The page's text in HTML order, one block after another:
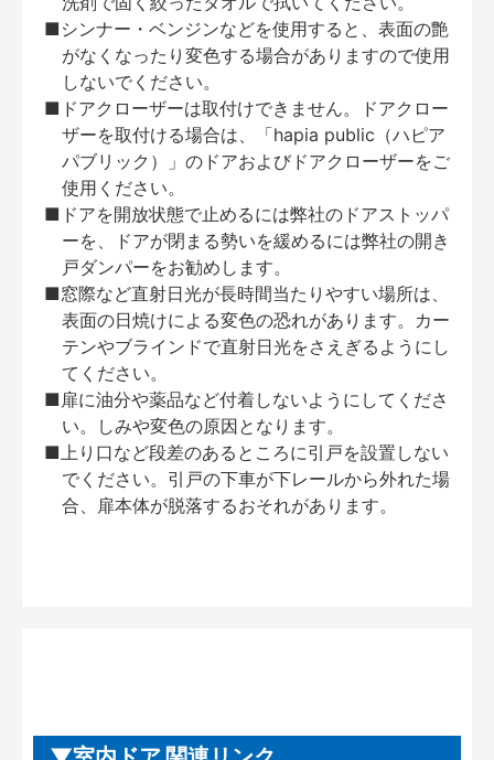
■シンナー・ベンジンなどを使用すると、表面の艶
がなくなったり変色する場合がありますので使用
しないでください。
■ドアクローザーは取付けできません。ドアクロー
ザーを取付ける場合は、「hapia public（ハピア
パブリック）」のドアおよびドアクローザーをご
使用ください。
■ドアを開放状態で止めるには弊社のドアストッパ
ーを、ドアが閉まる勢いを緩めるには弊社の開き
戸ダンパーをお勧めします。
■窓際など直射日光が長時間当たりやすい場所は、
表面の日焼けによる変色の恐れがあります。カー
テンやブラインドで直射日光をさえぎるようにし
てください。
■扉に油分や薬品など付着しないようにしてくださ
い。しみや変色の原因となります。
■上り口など段差のあるところに引戸を設置しない
でください。引戸の下車が下レールから外れた場
合、扉本体が脱落するおそれがあります。